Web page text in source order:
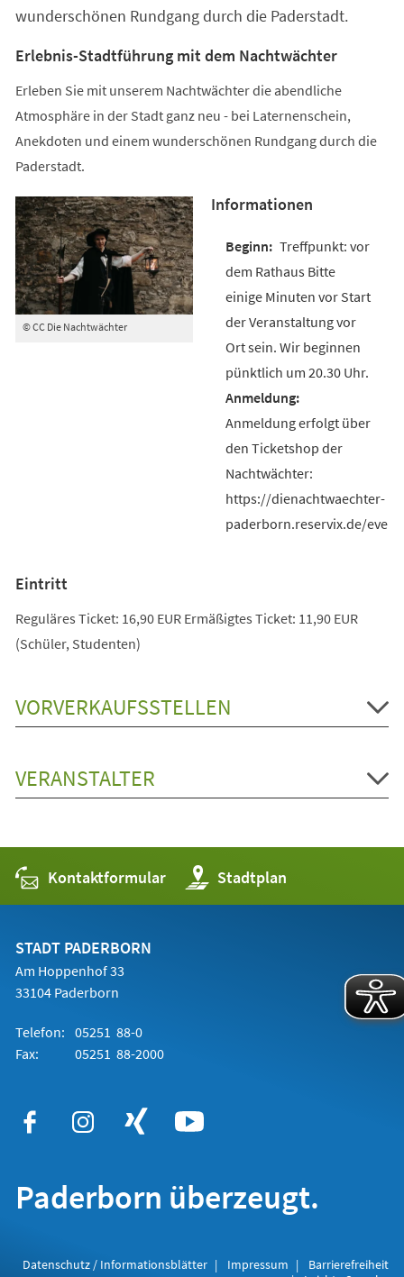
wunderschönen Rundgang durch die Paderstadt.
Erlebnis-Stadtführung mit dem Nachtwächter
Erleben Sie mit unserem Nachtwächter die abendliche
Atmosphäre in der Stadt ganz neu - bei Laternenschein,
Anekdoten und einem wunderschönen Rundgang durch die
Paderstadt.
© CC Die Nachtwächter
Informationen
Treffpunkt: vor
dem Rathaus Bitte
einige Minuten vor Start
der Veranstaltung vor
Ort sein. Wir beginnen
pünktlich um 20.30 Uhr.
Anmeldung erfolgt über
den Ticketshop der
Nachtwächter:
https://dienachtwaechter-
paderborn.reservix.de/
Eintritt
Reguläres Ticket: 16,90 EUR Ermäßigtes Ticket: 11,90 EUR
(Schüler, Studenten)
VORVERKAUFSSTELLEN
VERANSTALTER
Kontaktformular Stadtplan
(Öffnet
in
einem
STADT PADERBORN
Am Hoppenhof 33
33104 Paderborn
Telefon: 05251 88-0
Fax:
05251 88-2000
Paderborn überzeugt.
Datenschutz / Informationsblätter Impressum
Barrierefreiheit